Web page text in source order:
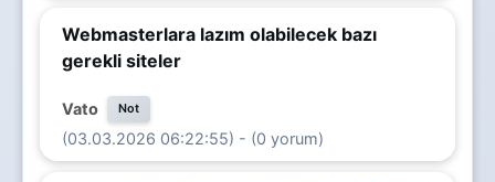
Webmasterlara lazım olabilecek bazı
gerekli siteler
Vato Not
(03.03.2026 06:22:55) - (0 yorum)